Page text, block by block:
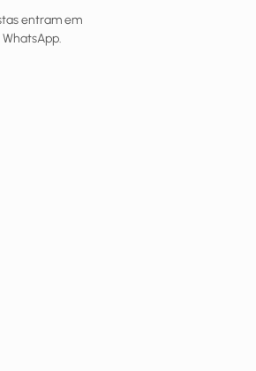
entram em